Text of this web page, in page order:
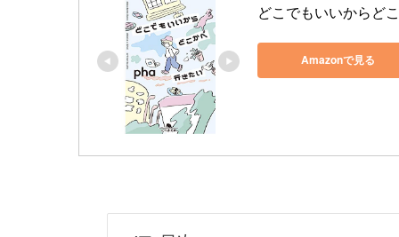
どこでもいいからど
Amazonで見る